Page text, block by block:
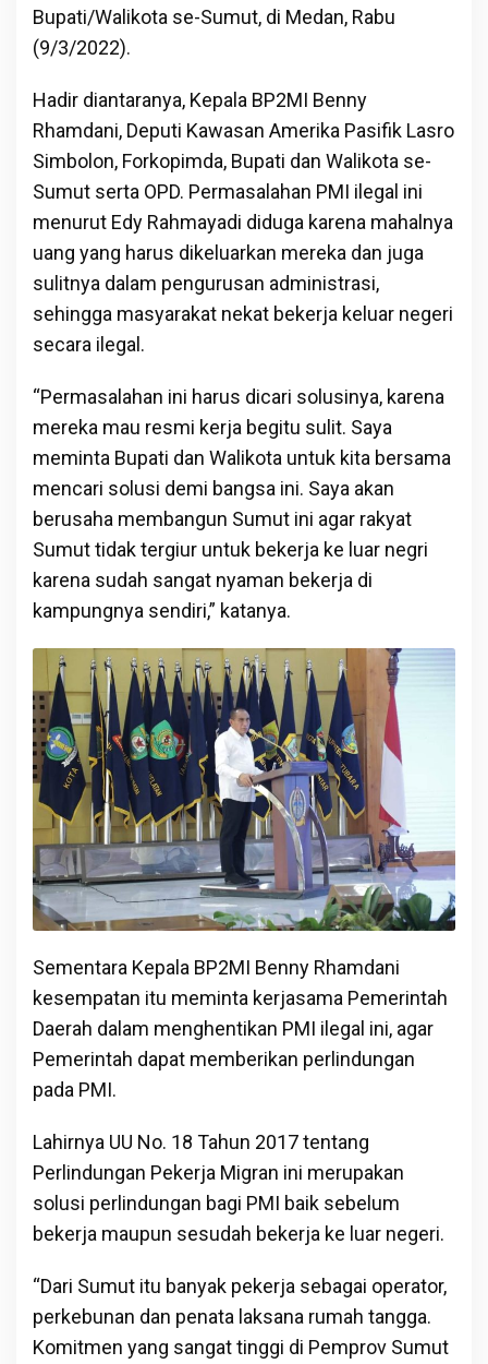
Bupati/Walikota se-Sumut, di Medan, Rabu
(9/3/2022).
Hadir diantaranya, Kepala BP2MI Benny
Rhamdani, Deputi Kawasan Amerika Pasifik Lasro
Simbolon, Forkopimda, Bupati dan Walikota se-
Sumut serta OPD. Permasalahan PMI ilegal ini
menurut Edy Rahmayadi diduga karena mahalnya
uang yang harus dikeluarkan mereka dan juga
sulitnya dalam pengurusan administrasi,
sehingga masyarakat nekat bekerja keluar negeri
secara ilegal.
“Permasalahan ini harus dicari solusinya, karena
mereka mau resmi kerja begitu sulit. Saya
meminta Bupati dan Walikota untuk kita bersama
mencari solusi demi bangsa ini. Saya akan
berusaha membangun Sumut ini agar rakyat
Sumut tidak tergiur untuk bekerja ke luar negri
karena sudah sangat nyaman bekerja di
kampungnya sendiri,” katanya.
Sementara Kepala BP2MI Benny Rhamdani
kesempatan itu meminta kerjasama Pemerintah
Daerah dalam menghentikan PMI ilegal ini, agar
Pemerintah dapat memberikan perlindungan
pada PMI.
Lahirnya UU No. 18 Tahun 2017 tentang
Perlindungan Pekerja Migran ini merupakan
solusi perlindungan bagi PMI baik sebelum
bekerja maupun sesudah bekerja ke luar negeri.
“Dari Sumut itu banyak pekerja sebagai operator,
perkebunan dan penata laksana rumah tangga.
Komitmen yang sangat tinggi di Pemprov Sumut